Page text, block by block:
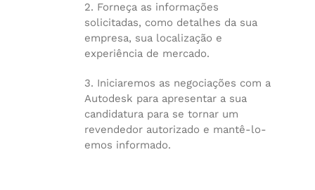
2. Forneça as informações
solicitadas, como detalhes da sua
empresa, sua localização e
experiência de mercado.
3. Iniciaremos as negociações com a
Autodesk para apresentar a sua
candidatura para se tornar um
revendedor autorizado e mantê-lo-
emos informado.